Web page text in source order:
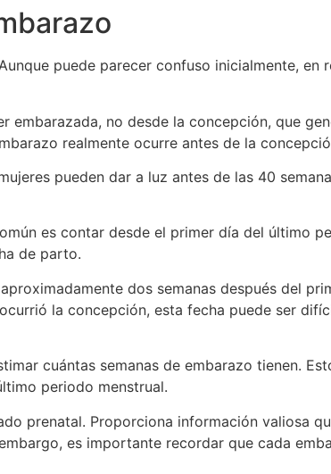
puede parecer confuso inicialmente, en
embarazada, no desde la concepción, que
realmente ocurre antes de la
pueden dar a luz antes de las 40
es contar desde el primer día del último
de parto.
dos semanas después del
la concepción, esta fecha puede ser
cuántas semanas de embarazo tienen.
periodo menstrual.
prenatal. Proporciona información valiosa
es importante recordar que cada